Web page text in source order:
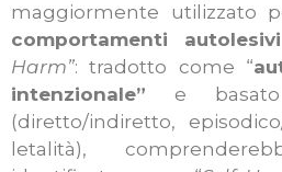
maggiormente utilizzato
comportamenti autolesivi
Harm”: tradotto come “
intenzionale” e
(diretto/indiretto,
letalità),